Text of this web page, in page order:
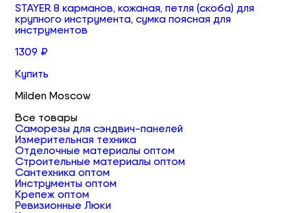
STAYER 8 карманов, кожаная, петля (скоба) для
крупного инструмента, сумка поясная для
инструментов
1309 ₽
Купить
Milden Moscow
Все товары
Саморезы для сэндвич-панелей
Измерительная техника
Отделочные материалы оптом
Строительные материалы оптом
Сантехника оптом
Инструменты оптом
Крепеж оптом
Ревизионные Люки